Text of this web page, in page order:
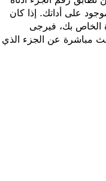
على أداتك. إذا كان
بك، فيرجى
مباشرة عن الجزء الذي